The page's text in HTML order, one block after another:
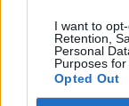
I want to
Retention,
Personal
Purposes for
Opted Out
Nufilmavo, kaip
vaizdas
Žinios | Lietuvos